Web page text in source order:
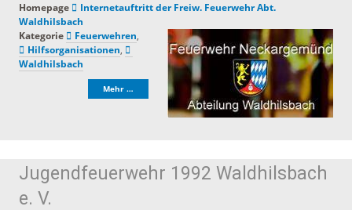
Homepage
Internetauftritt der Freiw. Feuerwehr Abt.
Waldhilsbach
Kategorie
Feuerwehren,
Hilfsorganisationen,
Waldhilsbach
Mehr …
Jugendfeuerwehr 1992 Waldhilsbach
e. V.